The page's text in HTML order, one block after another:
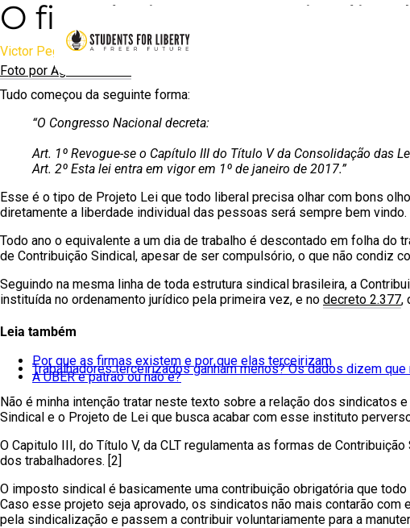
O fim do imposto
Victor Pegoraro | 18 de abril de 2017
Foto por Agência Brasil
Tudo começou da seguinte forma:
“O Congresso Nacional decreta:
Art. 1º Revogue-se o Capítulo III do Título V da Consolidação das
Art. 2º Esta lei entra em vigor em 1º de janeiro de 2017.”
Esse é o tipo de Projeto Lei que todo liberal precisa olhar com bons
diretamente a liberdade individual das pessoas será sempre bem
Todo ano o equivalente a um dia de trabalho é descontado em folha
de Contribuição Sindical, apesar de ser compulsório, o que não condiz
Seguindo na mesma linha de toda estrutura sindical brasileira, a
instituída no ordenamento jurídico pela primeira vez, e no decreto 2.377,
Leia também
Por que as firmas existem e por que elas terceirizam
Trabalhadores terceirizados ganham menos? Os dados dizem que
A UBER é patrão ou não é?
Não é minha intenção tratar neste texto sobre a relação dos sindicatos
Sindical e o Projeto de Lei que busca acabar com esse instituto
O Capitulo III, do Título V, da CLT regulamenta as formas de
dos trabalhadores. [2]
O imposto sindical é basicamente uma contribuição obrigatória que
Caso esse projeto seja aprovado, os sindicatos não mais contarão
pela sindicalização e passem a contribuir voluntariamente para a